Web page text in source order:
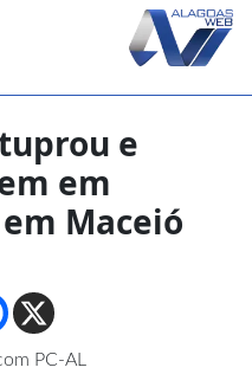
e
em
Maceió
PC-AL